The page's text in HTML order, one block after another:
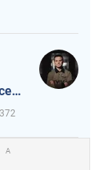
372